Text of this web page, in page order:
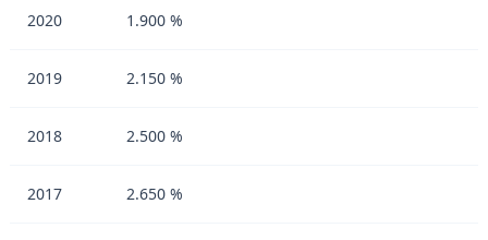
2020 1.900 %
2019 2.150 %
2018 2.500 %
2017 2.650 %